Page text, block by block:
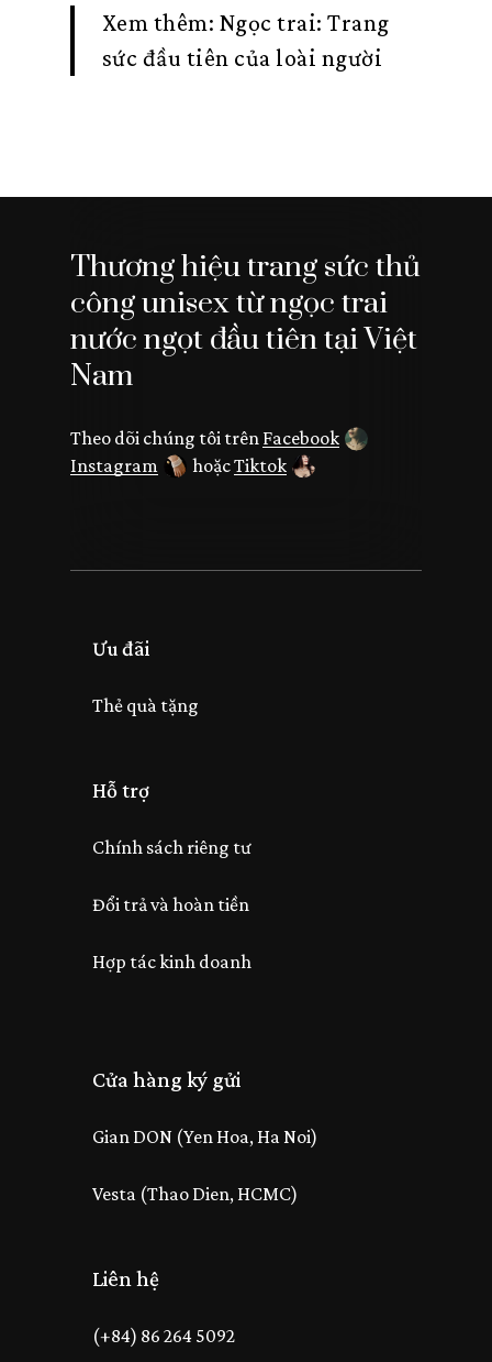
Xem thêm: Ngọc trai: Trang
sức đầu tiên của loài người
Thương hiệu trang sức thủ
công unisex từ ngọc trai
nước ngọt đầu tiên tại Việt
Nam
Theo dõi chúng tôi trên Facebook
Instagram
hoặcTiktok
Ưu đãi
Thẻ quà tặng
Hỗ trợ
Chính sách riêng tư
Đổi trả và hoàn tiền
Hợp tác kinh doanh
Cửa hàng ký gửi
Gian DON (Yen Hoa, Ha Noi)
Vesta (Thao Dien, HCMC)
Liên hệ
(+84) 86 264 5092